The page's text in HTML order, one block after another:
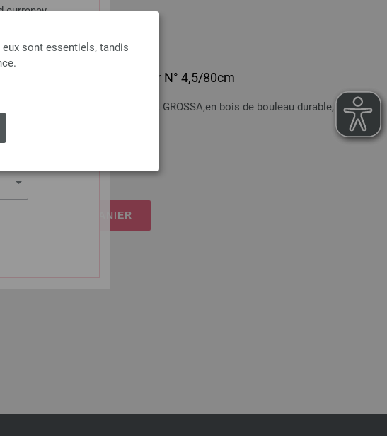
currency.
sont essentiels, tandis
d'envies
design en bois Multicolor N° 4,5/80cm
design en bois Multicolor LANA GROSSA,en bois de bouleau durable, N°4,5,
DANS LE PANIER